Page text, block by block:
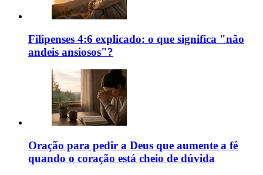
Filipenses 4:6 explicado: o que significa "não
andeis ansiosos"?
Oração para pedir a Deus que aumente a fé
quando o coração está cheio de dúvida